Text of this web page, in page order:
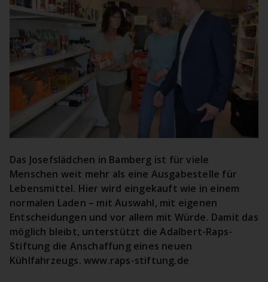
Das Josefslädchen in Bamberg ist für viele
Menschen weit mehr als eine Ausgabestelle für
Lebensmittel. Hier wird eingekauft wie in einem
normalen Laden – mit Auswahl, mit eigenen
Entscheidungen und vor allem mit Würde. Damit das
möglich bleibt, unterstützt die Adalbert-Raps-
Stiftung die Anschaffung eines neuen
Kühlfahrzeugs. www.raps-stiftung.de